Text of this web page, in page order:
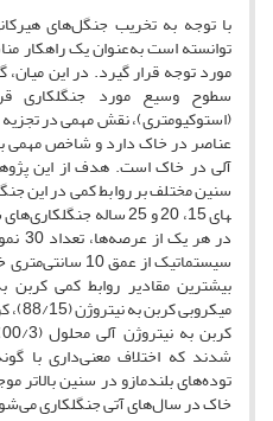
با توجه به تخریب جنگل‌های
توانسته است به‌عنوان یک راهکار
مورد توجه قرار گیرد. در این میان،
سطوح وسیع مورد جنگلکاری
(استوکیومتری)، نقش مهمی در
عناصر در خاک دارد و شاخص‌‌ مهمی
آلی در خاک است. هدف از این
های 15، 20 و 25 ساله
در
شدند که اختلاف معنی‌داری با
توده‌های بلندمازو در سنین بالاتر
خاک در سال‌های آتی جنگلکاری